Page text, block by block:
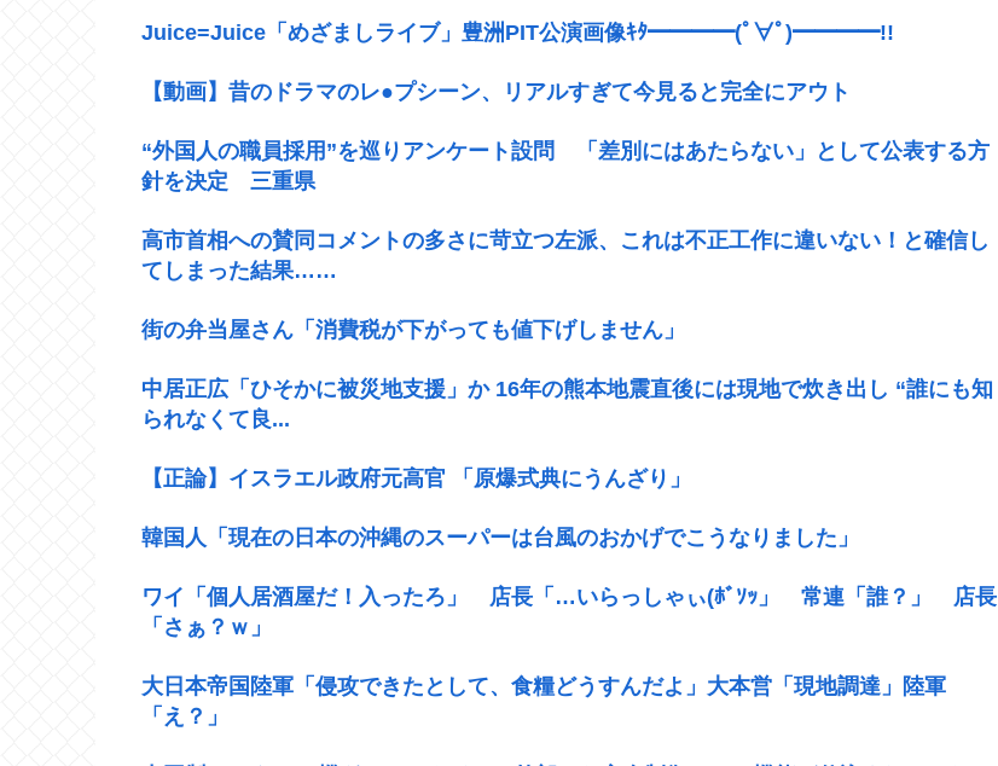
Juice=Juice「めざましライブ」豊洲PIT公演画像ｷﾀ━━━━(ﾟ∀ﾟ)━━━━!!
【動画】昔のドラマのレ●プシーン、リアルすぎて今見ると完全にアウト
“外国人の職員採用”を巡りアンケート設問 「差別にはあたらない」として公表する方
針を決定 三重県
高市首相への賛同コメントの多さに苛立つ左派、これは不正工作に違いない！と確信し
てしまった結果……
街の弁当屋さん「消費税が下がっても値下げしません」
中居正広「ひそかに被災地支援」か 16年の熊本地震直後には現地で炊き出し “誰にも知
られなくて良...
【正論】イスラエル政府元高官 「原爆式典にうんざり」
韓国人「現在の日本の沖縄のスーパーは台風のおかげでこうなりました」
ワイ「個人居酒屋だ！入ったろ」 店長「…いらっしゃぃ(ﾎﾞｿｯ」 常連「誰？」 店長
「さぁ？ｗ」
大日本帝国陸軍「侵攻できたとして、食糧どうすんだよ」大本営「現地調達」陸軍
「え？」